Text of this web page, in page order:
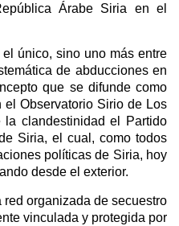
Árabe Siria en el
único, sino uno más entre
de abducciones en
que se difunde como
el Observatorio Sirio de Los
la clandestinidad el Partido
Siria, el cual, como todos
políticas de Siria, hoy
desde el exterior.
organizada de secuestro
vinculada y protegida por